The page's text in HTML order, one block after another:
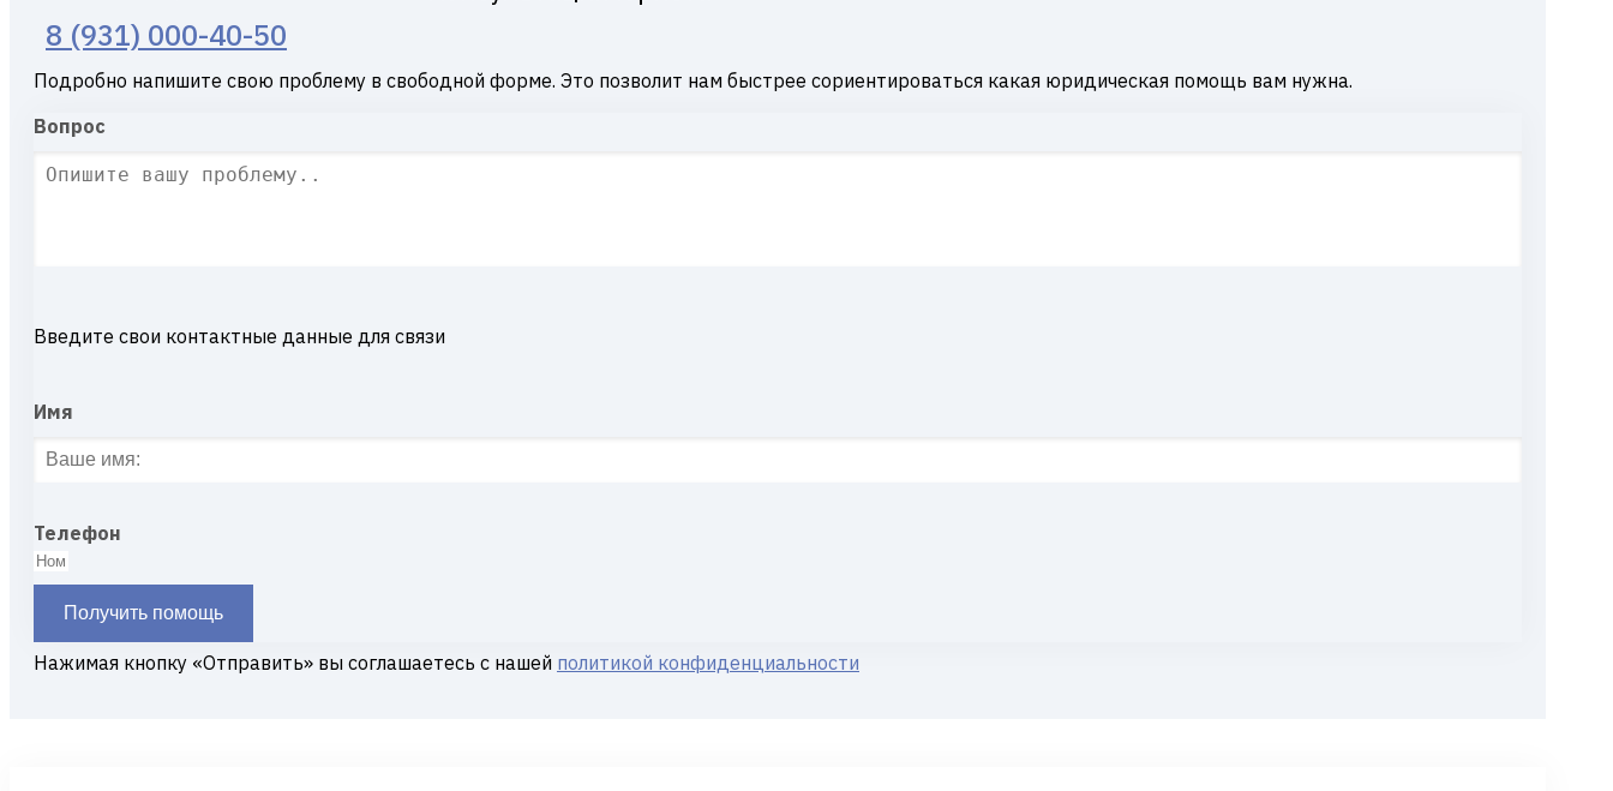
8 (931) 000-40-50
Подробно напишите свою проблему в свободной форме. Это позволит нам быстрее сориентироваться какая юридическая помощь вам нужна.
Вопрос
Введите свои контактные данные для связи
Имя
Телефон
Получить помощь
Нажимая кнопку «Отправить» вы соглашаетесь с нашей политикой конфиденциальности